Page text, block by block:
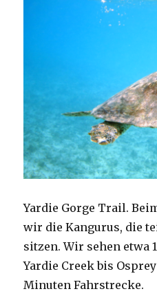
Yardie Gorge Trail.
wir die Kangurus, die
sitzen. Wir sehen etwa
Yardie Creek bis
Minuten Fahrstrecke.